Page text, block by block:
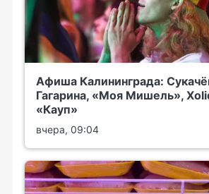
Афиша Калининграда:
Гагарина, «Моя Мишель»,
«Кауп»
вчера, 09:04